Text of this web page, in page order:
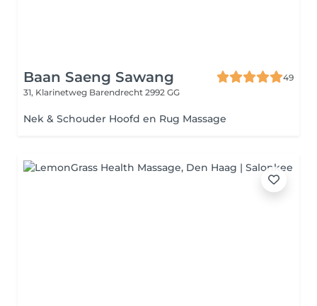
Baan Saeng Sawang
49
31, Klarinetweg Barendrecht 2992 GG
Nek & Schouder Hoofd en Rug Massage